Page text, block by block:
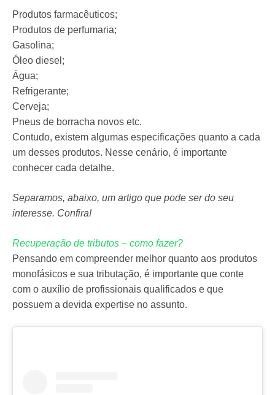
Produtos farmacêuticos;
Produtos de perfumaria;
Gasolina;
Óleo diesel;
Água;
Refrigerante;
Cerveja;
Pneus de borracha novos etc.
Contudo, existem algumas especificações quanto a cada
um desses produtos. Nesse cenário, é importante
conhecer cada detalhe.
Separamos, abaixo, um artigo que pode ser do seu
interesse. Confira!
Recuperação de tributos – como fazer?
Pensando em compreender melhor quanto aos produtos
monofásicos e sua tributação, é importante que conte
com o auxílio de profissionais qualificados e que
possuem a devida expertise no assunto.